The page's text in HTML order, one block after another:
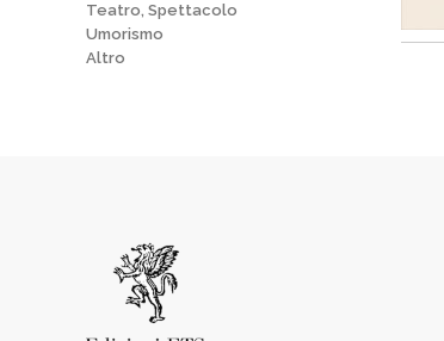
Teatro, Spettacolo
Umorismo
Altro